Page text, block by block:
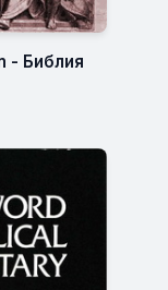
- Библия